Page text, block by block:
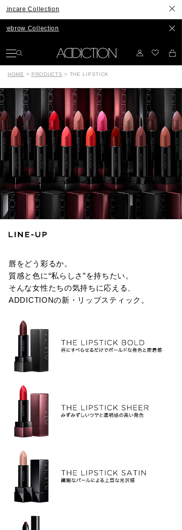
Collection
Collection
HOME > PRODUCTS > THE LIPSTICK
唇をどう彩るか。
質感と色に“私らしさ”を持ちたい。
そんな女性たちの気持ちに応える、
ADDICTIONの新・リップスティック。